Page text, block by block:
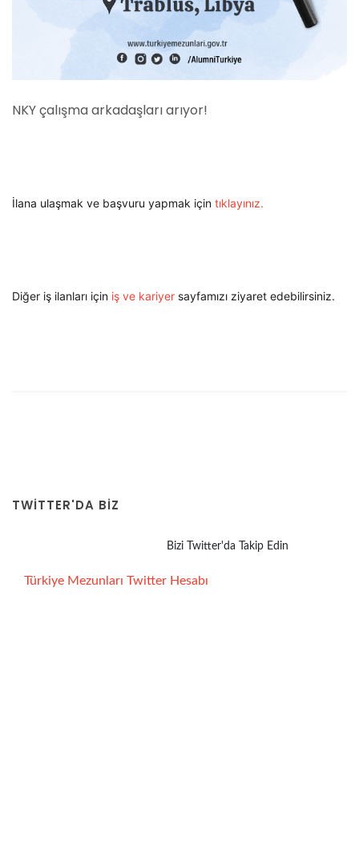
NKY çalışma arkadaşları arıyor!
İlana ulaşmak ve başvuru yapmak için tıklayınız.
Diğer iş ilanları için iş ve kariyer sayfamızı ziyaret edebilirsiniz.
TWITTER'DA BİZ
Bizi Twitter'da Takip Edin
Türkiye Mezunları Twitter Hesabı